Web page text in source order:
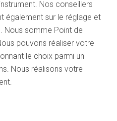
Nos conseillers
également sur le réglage et
Nous somme Point de
pouvons réaliser votre
le choix parmi un
Nous réalisons votre